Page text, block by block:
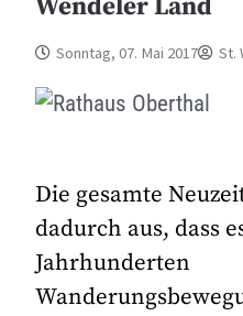
Wendeler Land
Sonntag, 07. Mai 2017 St.
Die gesamte
dadurch aus, dass
Jahrhunderten